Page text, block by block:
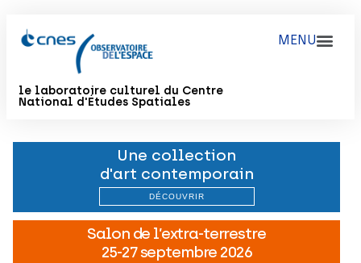
le laboratoire culturel du Centre
National d'Études Spatiales